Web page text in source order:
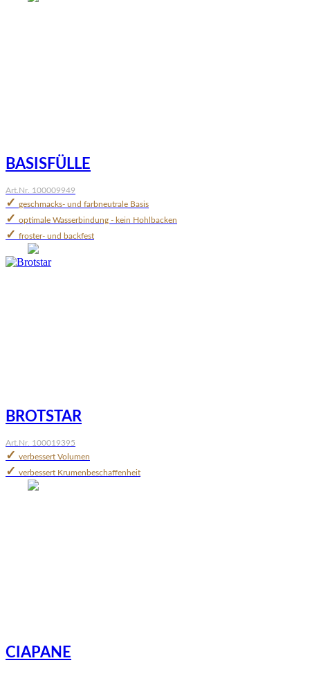
BASISFÜLLE
Art.Nr. 100009949
✓ geschmacks- und farbneutrale Basis
✓ optimale Wasserbindung - kein Hohlbacken
✓ froster- und backfest
BROTSTAR
Art.Nr. 100019395
✓ verbessert Volumen
✓ verbessert Krumenbeschaffenheit
CIAPANE